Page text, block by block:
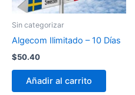
Sin categorizar
Algecom Ilimitado – 10 Días
$50.40
Añadir al carrito